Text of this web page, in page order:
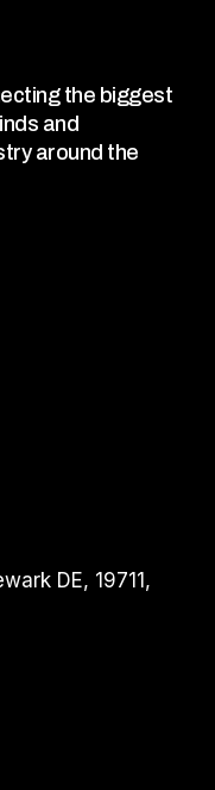
the biggest
and
around the
DE, 19711,